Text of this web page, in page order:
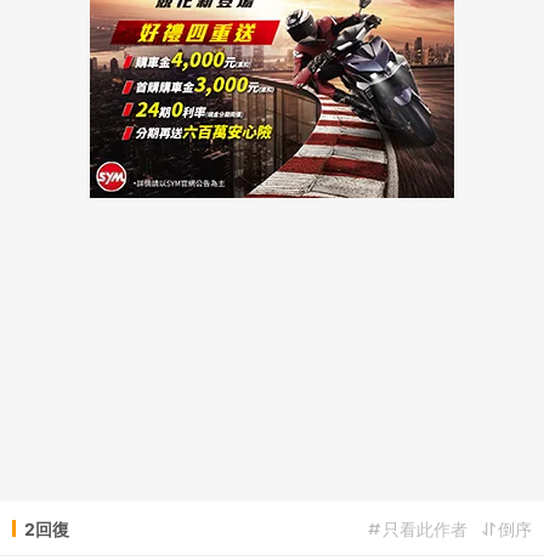
2回復 倒序
只看此作者